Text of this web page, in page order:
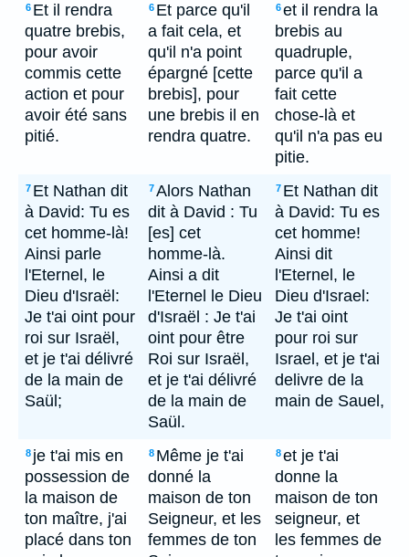
6 Et il rendra
quatre brebis,
pour avoir
commis cette
action et pour
avoir été sans
pitié.
6 Et parce qu'il
a fait cela, et
qu'il n'a point
épargné [cette
brebis], pour
une brebis il en
rendra quatre.
6et il rendra la
brebis au
quadruple,
parce qu'il a
fait cette
chose-là et
qu'il n'a pas eu
pitie.
7 Et Nathan dit
à David: Tu es
cet homme-là!
Ainsi parle
l'Eternel, le
Dieu d'Israël:
Je t'ai oint pour
roi sur Israël,
et je t'ai délivré
de la main de
Saül;
7Alors Nathan
dit à David : Tu
[es] cet
homme-là.
Ainsi a dit
l'Eternel le Dieu
d'Israël : Je t'ai
oint pour être
Roi sur Israël,
et je t'ai délivré
de la main de
Saül.
7 Et Nathan dit
à David: Tu es
cet homme!
Ainsi dit
l'Eternel, le
Dieu d'Israel:
Je t'ai oint
pour roi sur
Israel, et je t'ai
delivre de la
main de Sauel,
8 je t'ai mis en
possession de
la maison de
ton maître, j'ai
placé dans ton
8 Même je t'ai
donné la
maison de ton
Seigneur, et les
femmes de ton
8et je t'ai
donne la
maison de ton
seigneur, et
les femmes de